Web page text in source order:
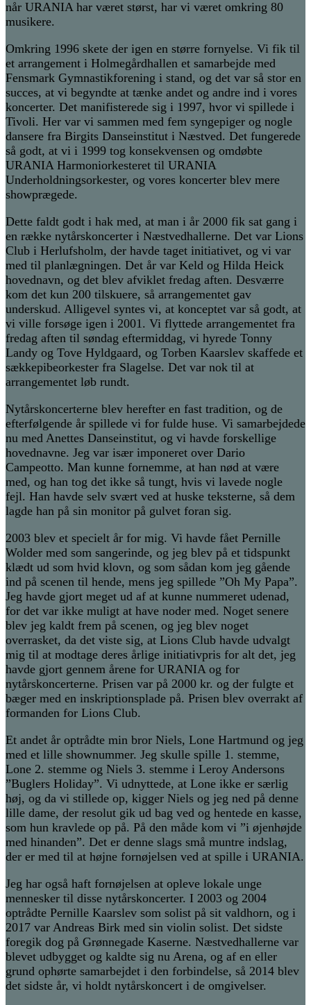
når URANIA har været størst, har vi været omkring 80
musikere.
Omkring 1996 skete der igen en større fornyelse. Vi fik til
et arrangement i Holmegårdhallen et samarbejde med
Fensmark Gymnastikforening i stand, og det var så stor en
succes, at vi begyndte at tænke andet og andre ind i vores
koncerter. Det manifisterede sig i 1997, hvor vi spillede i
Tivoli. Her var vi sammen med fem syngepiger og nogle
dansere fra Birgits Danseinstitut i Næstved. Det fungerede
så godt, at vi i 1999 tog konsekvensen og omdøbte
URANIA Harmoniorkesteret til URANIA
Underholdningsorkester, og vores koncerter blev mere
showprægede.
Dette faldt godt i hak med, at man i år 2000 fik sat gang i
en række nytårskoncerter i Næstvedhallerne. Det var Lions
Club i Herlufsholm, der havde taget initiativet, og vi var
med til planlægningen. Det år var Keld og Hilda Heick
hovednavn, og det blev afviklet fredag aften. Desværre
kom det kun 200 tilskuere, så arrangementet gav
underskud. Alligevel syntes vi, at konceptet var så godt, at
vi ville forsøge igen i 2001. Vi flyttede arrangementet fra
fredag aften til søndag eftermiddag, vi hyrede Tonny
Landy og Tove Hyldgaard, og Torben Kaarslev skaffede et
sækkepibeorkester fra Slagelse. Det var nok til at
arrangementet løb rundt.
Nytårskoncerterne blev herefter en fast tradition, og de
efterfølgende år spillede vi for fulde huse. Vi samarbejdede
nu med Anettes Danseinstitut, og vi havde forskellige
hovednavne. Jeg var især imponeret over Dario
Campeotto. Man kunne fornemme, at han nød at være
med, og han tog det ikke så tungt, hvis vi lavede nogle
fejl. Han havde selv svært ved at huske teksterne, så dem
lagde han på sin monitor på gulvet foran sig.
2003 blev et specielt år for mig. Vi havde fået Pernille
Wolder med som sangerinde, og jeg blev på et tidspunkt
klædt ud som hvid klovn, og som sådan kom jeg gående
ind på scenen til hende, mens jeg spillede ”Oh My Papa”.
Jeg havde gjort meget ud af at kunne nummeret udenad,
for det var ikke muligt at have noder med. Noget senere
blev jeg kaldt frem på scenen, og jeg blev noget
overrasket, da det viste sig, at Lions Club havde udvalgt
mig til at modtage deres årlige initiativpris for alt det, jeg
havde gjort gennem årene for URANIA og for
nytårskoncerterne. Prisen var på 2000 kr. og der fulgte et
bæger med en inskriptionsplade på. Prisen blev overrakt af
formanden for Lions Club.
Et andet år optrådte min bror Niels, Lone Hartmund og jeg
med et lille shownummer. Jeg skulle spille 1. stemme,
Lone 2. stemme og Niels 3. stemme i Leroy Andersons
”Buglers Holiday”. Vi udnyttede, at Lone ikke er særlig
høj, og da vi stillede op, kigger Niels og jeg ned på denne
lille dame, der resolut gik ud bag ved og hentede en kasse,
som hun kravlede op på. På den måde kom vi ”i øjenhøjde
med hinanden”. Det er denne slags små muntre indslag,
der er med til at højne fornøjelsen ved at spille i URANIA.
Jeg har også haft fornøjelsen at opleve lokale unge
mennesker til disse nytårskoncerter. I 2003 og 2004
optrådte Pernille Kaarslev som solist på sit valdhorn, og i
2017 var Andreas Birk med sin violin solist. Det sidste
foregik dog på Grønnegade Kaserne. Næstvedhallerne var
blevet udbygget og kaldte sig nu Arena, og af en eller
grund ophørte samarbejdet i den forbindelse, så 2014 blev
det sidste år, vi holdt nytårskoncert i de omgivelser.